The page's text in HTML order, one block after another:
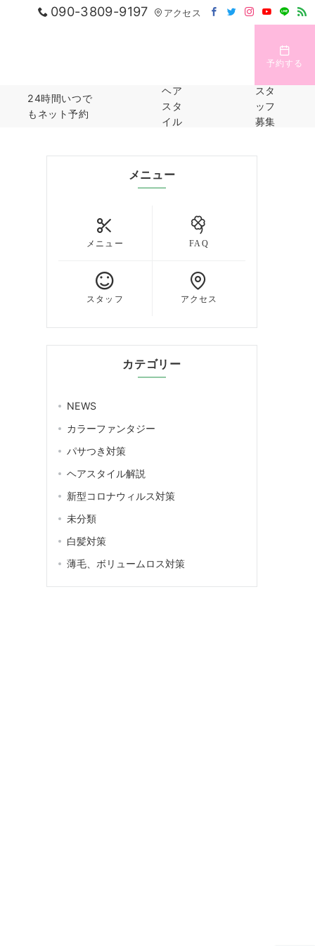
090-3809-9197 アクセス
予約する
24時間いつで
もネット予約
ヘア
スタ
イル
スタ
ッフ
募集
メニュー
メニュー FAQ
スタッフ アクセス
カテゴリー
NEWS
カラーファンタジー
パサつき対策
ヘアスタイル解説
新型コロナウィルス対策
未分類
白髪対策
薄毛、ボリュームロス対策